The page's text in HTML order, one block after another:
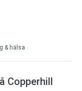
& hälsa
Copperhill